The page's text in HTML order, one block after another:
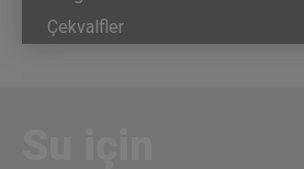
Çekvalfler